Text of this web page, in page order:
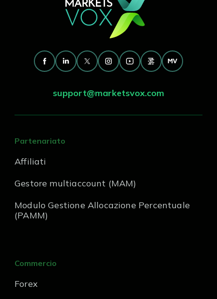
support@marketsvox.com
Partenariato
Affiliati
Gestore multiaccount (MAM)
Modulo Gestione Allocazione Percentuale
(PAMM)
Commercio
Forex